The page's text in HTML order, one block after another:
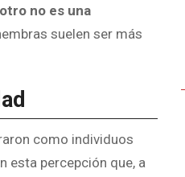
no es una
suelen ser más
como individuos
esta percepción que, a